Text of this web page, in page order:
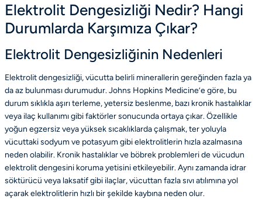
Elektrolit Dengesizliği Nedir? Hangi
Durumlarda Karşımıza Çıkar?
Elektrolit Dengesizliğinin Nedenleri
Elektrolit dengesizliği, vücutta belirli minerallerin gereğinden fazla ya
da az bulunması durumudur. Johns Hopkins Medicine’e göre, bu
durum sıklıkla aşırı terleme, yetersiz beslenme, bazı kronik hastalıklar
veya ilaç kullanımı gibi faktörler sonucunda ortaya çıkar. Özellikle
yoğun egzersiz veya yüksek sıcaklıklarda çalışmak, ter yoluyla
vücuttaki sodyum ve potasyum gibi elektrolitlerin hızla azalmasına
neden olabilir. Kronik hastalıklar ve böbrek problemleri de vücudun
elektrolit dengesini koruma yetisini etkileyebilir. Aynı zamanda idrar
söktürücü veya laksatif gibi ilaçlar, vücuttan fazla sıvı atılımına yol
açarak elektrolitlerin hızlı bir şekilde kaybına neden olur.